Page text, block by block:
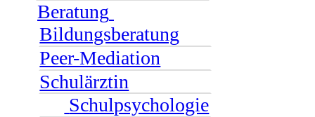
Beratung
Bildungsberatung
Peer-Mediation
Schulärztin
Schulpsychologie